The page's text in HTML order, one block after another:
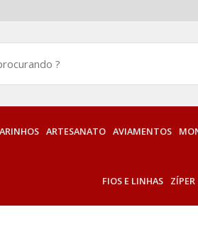
ARTESANATO AVIAMENTOS
FIOS E LINHAS ZÍPER